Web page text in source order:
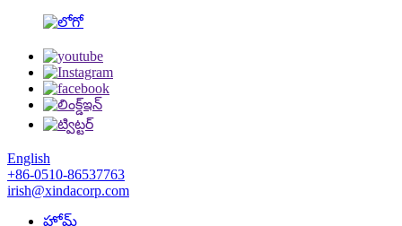
English
+86-0510-86537763
irish@xindacorp.com
హోమ్